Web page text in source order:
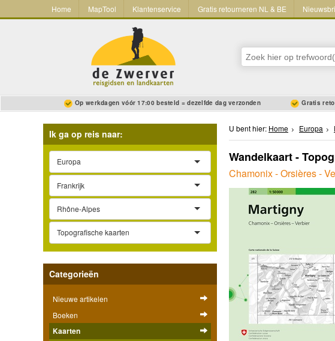
Home MapTool Klantenservice Gratis retourneren NL & BE
Op werkdagen vóór 17:00 besteld = dezelfde dag verzonden Gratis
Ik ga op reis naar:
Europa
Frankrijk
Rhône-Alpes
Topografische kaarten
Categorieën
Nieuwe artikelen
Boeken
Kaarten
U bent hier: Home Europa
Wandelkaart -
Chamonix - Orsières -